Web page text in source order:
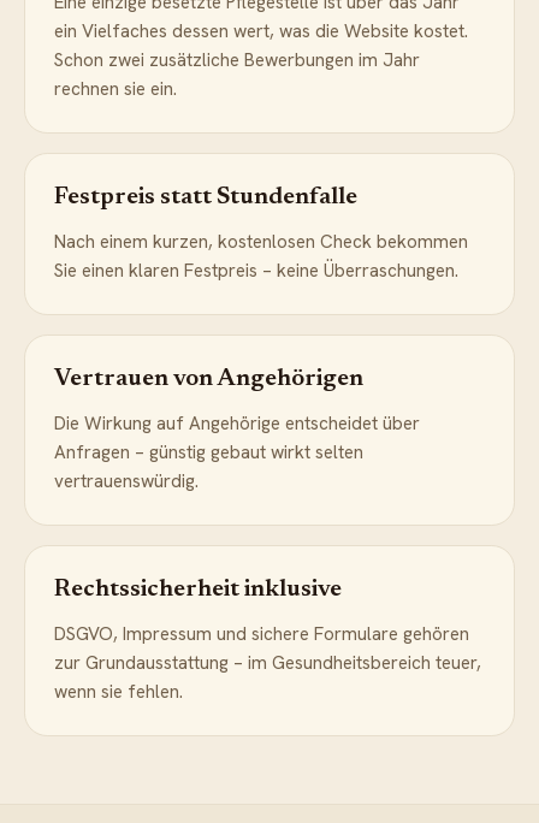
ein Vielfaches dessen wert, was die Website kostet.
Schon zwei zusätzliche Bewerbungen im Jahr
rechnen sie ein.
Festpreis statt Stundenfalle
Nach einem kurzen, kostenlosen Check bekommen
Sie einen klaren Festpreis – keine Überraschungen.
Vertrauen von Angehörigen
Die Wirkung auf Angehörige entscheidet über
Anfragen – günstig gebaut wirkt selten
vertrauenswürdig.
Rechtssicherheit inklusive
DSGVO, Impressum und sichere Formulare gehören
zur Grundausstattung – im Gesundheitsbereich teuer,
wenn sie fehlen.